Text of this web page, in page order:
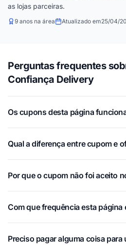
as lojas parceiras.
9 anos na área Atualizado em25/04/
Perguntas frequentes
Confiança Delivery
Os cupons desta página
Qual a diferença entre cupom e
Por que o cupom não foi aceito
Com que frequência esta página
Preciso pagar alguma coisa